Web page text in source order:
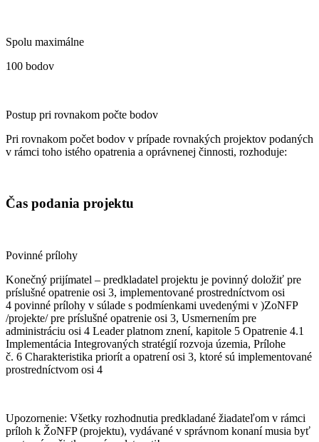
Spolu maximálne
100 bodov
Postup pri rovnakom počte bodov
Pri rovnakom počet bodov v prípade rovnakých projektov podaných
v rámci toho istého opatrenia a oprávnenej činnosti, rozhoduje:
Čas podania projektu
Povinné prílohy
Konečný prijímatel – predkladatel projektu je povinný doložiť pre
príslušné opatrenie osi 3, implementované prostredníctvom osi
4 povinné prílohy v súlade s podmíenkami uvedenými v )ZoNFP
/projekte/ pre príslušné opatrenie osi 3, Usmernením pre
administráciu osi 4 Leader platnom znení, kapitole 5 Opatrenie 4.1
Implementácia Integrovaných stratégií rozvoja územia, Prílohe
č. 6 Charakteristika priorít a opatrení osi 3, ktoré sú implementované
prostredníctvom osi 4
Upozornenie: Všetky rozhodnutia predkladané žiadateľom v rámci
príloh k ŽoNFP (projektu), vydávané v správnom konaní musia byť